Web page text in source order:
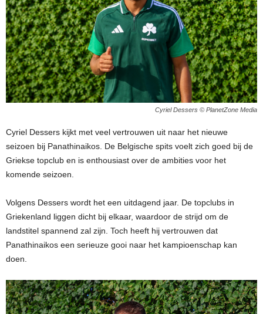
Cyriel Dessers © PlanetZone Media
Cyriel Dessers kijkt met veel vertrouwen uit naar het nieuwe
seizoen bij Panathinaikos. De Belgische spits voelt zich goed bij de
Griekse topclub en is enthousiast over de ambities voor het
komende seizoen.
Volgens Dessers wordt het een uitdagend jaar. De topclubs in
Griekenland liggen dicht bij elkaar, waardoor de strijd om de
landstitel spannend zal zijn. Toch heeft hij vertrouwen dat
Panathinaikos een serieuze gooi naar het kampioenschap kan
doen.